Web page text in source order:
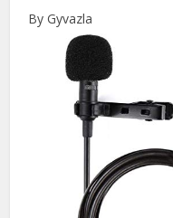
By Gyvazla